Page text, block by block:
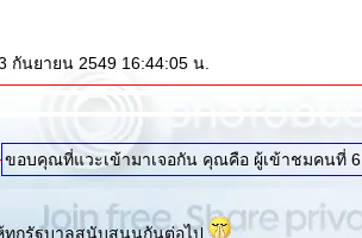
กันยายน 2549 16:44:05 น.
ขอบคุณที่แวะเข้ามาเจอกัน คุณคือ ผู้เข้าชมคนที่ 6
ทุกรัฐบาลสนับสนุนกันต่อไป